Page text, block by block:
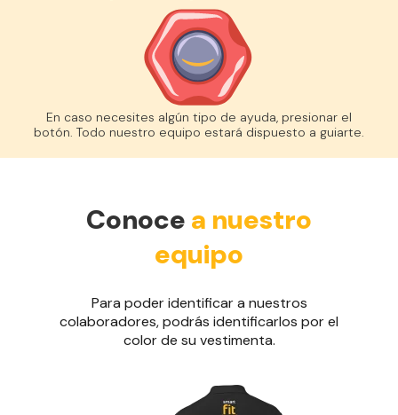
En caso necesites algún tipo de ayuda, presionar el
botón. Todo nuestro equipo estará dispuesto a guiarte.
Conoce a nuestro
equipo
Para poder identificar a nuestros
colaboradores, podrás identificarlos por el
color de su vestimenta.